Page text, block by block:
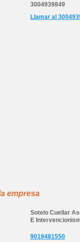
3004939849
Llamar al
empresa
Sotelo Cuellar
E
9019481550